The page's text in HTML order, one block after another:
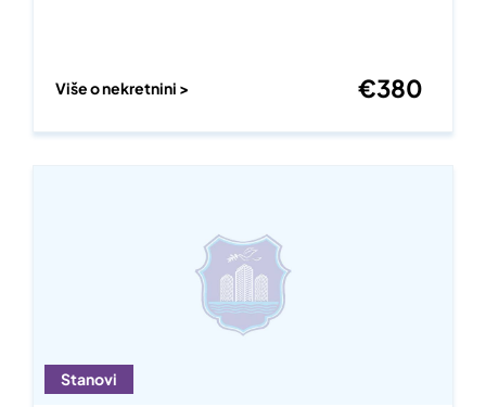
Više o nekretnini > €380
Stanovi